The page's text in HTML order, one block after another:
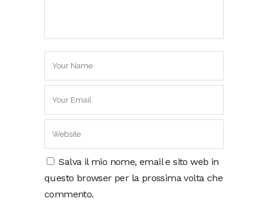
Salva il mio nome, email e sito web in
questo browser per la prossima volta che
commento.